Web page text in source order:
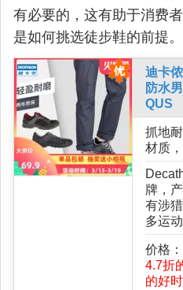
有必要的，这有助于消费
是如何挑选徒步鞋的前提。
迪卡
防水
QUS
抓地
材质
牌，
有涉
多运
价格
4.7折
的好时